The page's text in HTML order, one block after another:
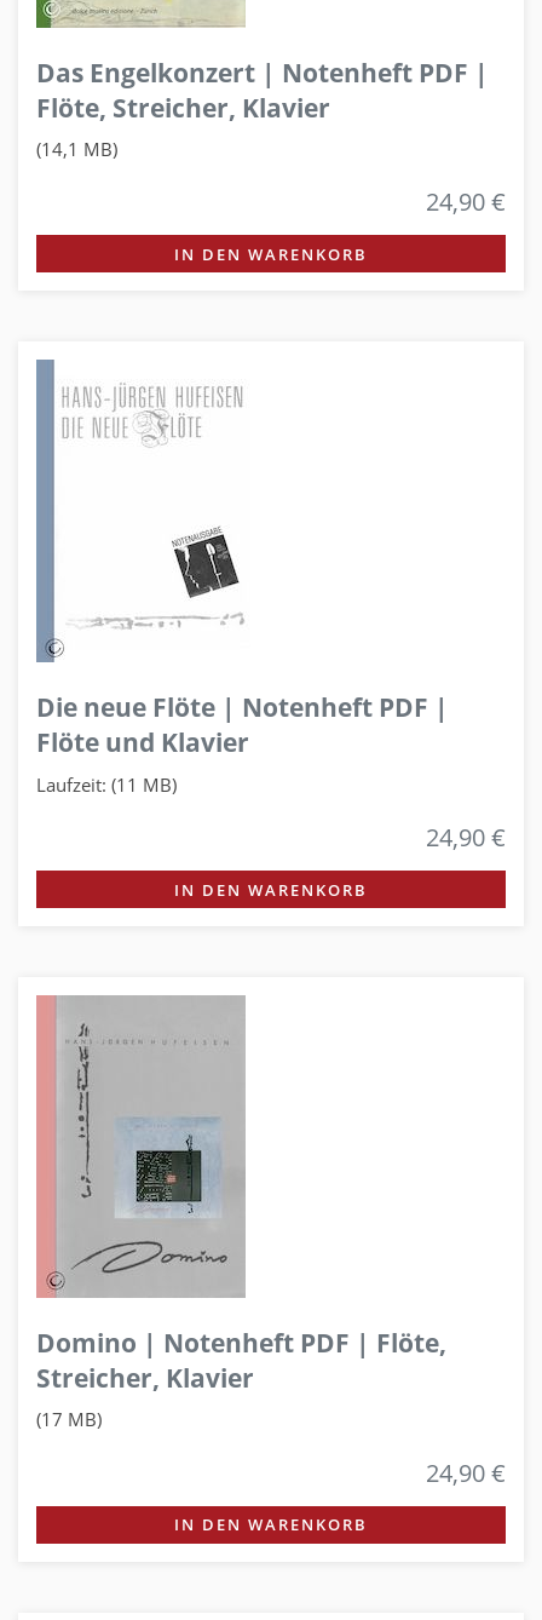
Das Engelkonzert | Notenheft PDF |
Flöte, Streicher, Klavier
(14,1 MB)
24,90 €
IN DEN WARENKORB
Die neue Flöte | Notenheft PDF |
Flöte und Klavier
Laufzeit: (11 MB)
24,90 €
IN DEN WARENKORB
Domino | Notenheft PDF | Flöte,
Streicher, Klavier
(17 MB)
24,90 €
IN DEN WARENKORB